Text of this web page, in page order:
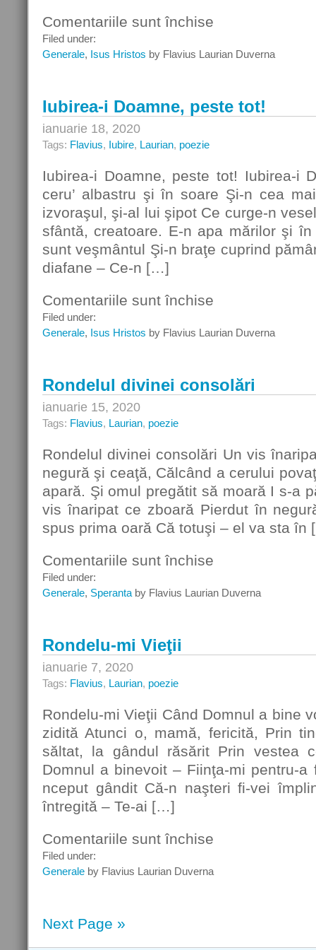
Comentariile sunt închise
Filed under:
Generale, Isus Hristos by Flavius Laurian Duverna
Iubirea-i Doamne, peste tot!
ianuarie 18, 2020
Tags: Flavius, Iubire, Laurian, poezie
Iubirea-i Doamne, peste tot! Iubirea-i
ceru’ albastru şi în soare Şi-n cea
izvoraşul, şi-al lui şipot Ce curge-n
sfântă, creatoare. E-n apa mărilor şi
sunt veşmântul Şi-n braţe cuprind
diafane – Ce-n […]
Comentariile sunt închise
Filed under:
Generale, Isus Hristos by Flavius Laurian Duverna
Rondelul divinei consolări
ianuarie 15, 2020
Tags: Flavius, Laurian, poezie
Rondelul divinei consolări Un vis
negură şi ceaţă, Călcând a cerului
apară. Şi omul pregătit să moară I s-a
vis înaripat ce zboară Pierdut în
spus prima oară Că totuşi – el va sta în
Comentariile sunt închise
divinei
Filed under:
Generale, Speranta by Flavius Laurian Duverna
Rondelu-mi Vieţii
ianuarie 7, 2020
Tags: Flavius, Laurian, poezie
Rondelu-mi Vieţii Când Domnul a bine
zidită Atunci o, mamă, fericită, Prin
săltat, la gândul răsărit Prin vestea
Domnul a binevoit – Fiinţa-mi pentru-
nceput gândit Că-n naşteri fi-vei
întregită – Te-ai […]
Comentariile sunt închise
Filed under:
Generale by Flavius Laurian Duverna
Next Page »